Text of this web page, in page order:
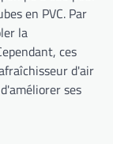
en PVC. Par
la
ces
d'air
ses